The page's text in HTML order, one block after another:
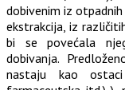
dobivenim iz
ekstrakcija, iz
bi se povećala
dobivanja.
nastaju kao ostaci